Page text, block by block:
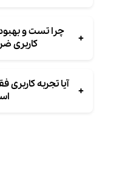
+
چرا تست و
کاربری
+